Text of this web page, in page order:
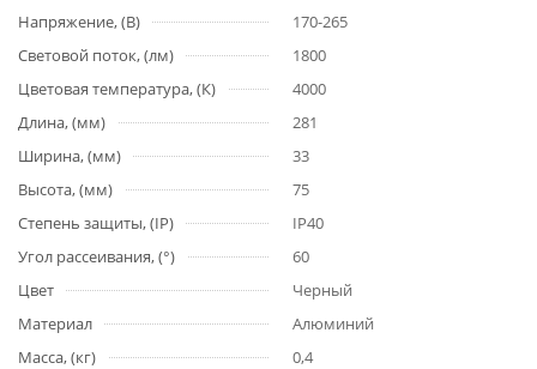
Напряжение, (В)
170-265
Световой поток, (лм)
1800
Цветовая температура, (К)
4000
Длина, (мм)
281
Ширина, (мм)
33
Высота, (мм)
75
Степень защиты, (IP)
IP40
Угол рассеивания, (°)
60
Цвет
Черный
Материал
Алюминий
Масса, (кг)
0,4